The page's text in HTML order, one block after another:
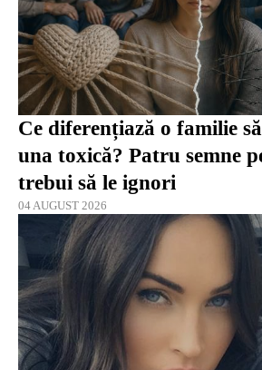
Ce diferențiază o familie
una toxică? Patru semne
trebui să le ignori
04 AUGUST 2026